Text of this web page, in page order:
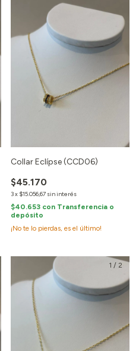
Collar Eclípse (CCD06)
$45.170
3x $15.056,67 sin interés
$40.653 con Transferencia o
depósito
¡No te lo pierdas, es el último!
1 / 2